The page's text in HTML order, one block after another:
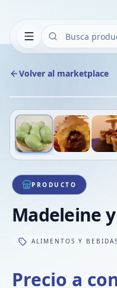
Volver al marketplace
1/4
PRODUCTO
Madeleine
ALIMENTOS Y BEBIDAS
Precio a